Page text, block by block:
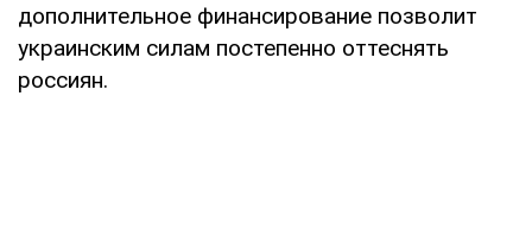
дополнительное финансирование позволит
украинским силам постепенно оттеснять
россиян.